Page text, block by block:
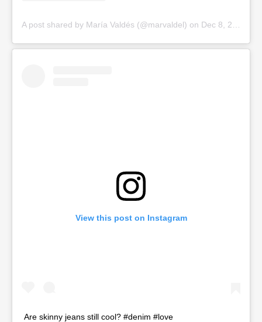
A post shared by María Valdés (@marvaldel) on Dec 8, 2019 at 1:45pm PST
View this post on Instagram
Are skinny jeans still cool? #denim #love